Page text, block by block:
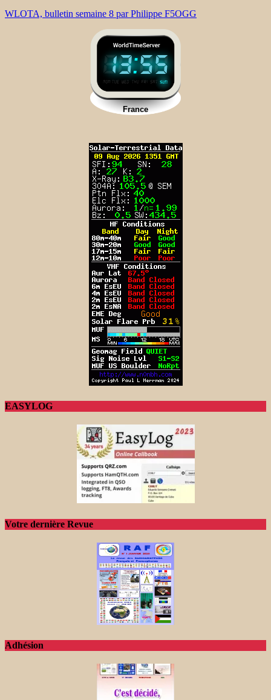
WLOTA, bulletin semaine 8 par Philippe F5OGG
EASYLOG
Votre dernière Revue
Adhésion